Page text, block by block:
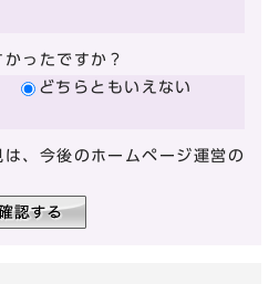
ったですか？
どちらともいえない
、今後のホームページ運営の